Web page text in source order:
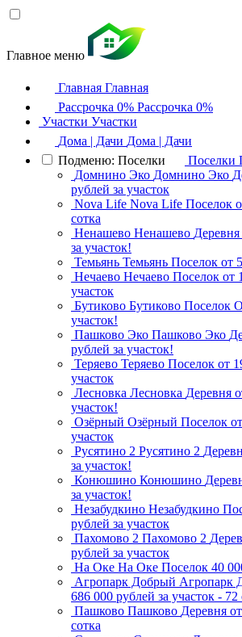
Главное меню
Главная Главная
Рассрочка 0% Рассрочка 0%
Участки Участки
Дома | Дачи Дома | Дачи
Подменю: Поселки
Поселки
Домнино Эко Домнино Эко
рублей за участок
Nova Life Nova Life Поселок
сотка
Ненашево Ненашево Деревня
за участок!
Темьянь Темьянь Поселок от
Нечаево Нечаево Поселок от
участок
Бутиково Бутиково Поселок
участок!
Пашково Эко Пашково Эко
рублей за участок!
Теряево Теряево Поселок от
участок
Лесновка Лесновка Деревня
участок!
Озёрный Озёрный Поселок
участок
Русятино 2 Русятино 2
за участок!
Конюшино Конюшино
за участок!
Незабудкино Незабудкино
рублей за участок
Пахомово 2 Пахомово 2
рублей за участок
На Оке На Оке Поселок 40
Агропарк Добрый Агропарк
686 000 рублей за участок - 72
Пашково Пашково Деревня
сотка